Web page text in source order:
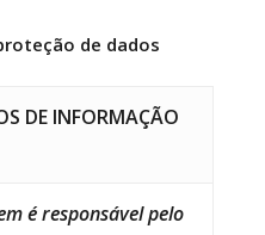
de dados
DE INFORMAÇÃO
é responsável pelo